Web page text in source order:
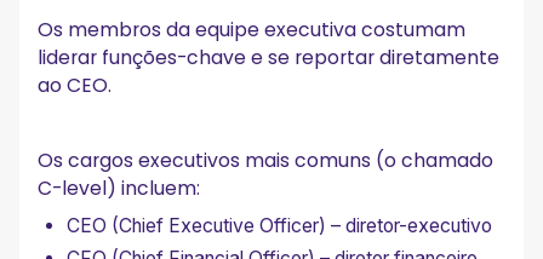
Os membros da equipe executiva costumam
liderar funções-chave e se reportar diretamente
ao CEO.
Os cargos executivos mais comuns (o chamado
C-level) incluem:
CEO (Chief Executive Officer) – diretor-executivo